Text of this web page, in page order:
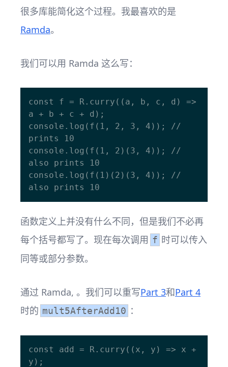
很多库能简化这个过程。我最喜欢的是
Ramda。
我们可以用 Ramda 这么写：
const f = R.curry((a, b, c, d) =>
a + b + c + d);
console.log(f(1, 2, 3, 4)); //
prints 10
console.log(f(1, 2)(3, 4)); //
also prints 10
console.log(f(1)(2)(3, 4)); //
函数定义上并没有什么不同，但是我们不必再
每个括号都写了。现在每次调用 f 时可以传入
同等或部分参数。
通过 Ramda, 。我们可以重写Part 3和Part 4
时的 mult5AfterAdd10 ：
const add = R.curry((x, y) => x +
y);